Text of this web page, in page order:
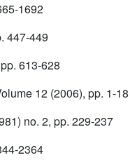
1692
447-449
613-628
12 (2006), pp. 1-18
no. 2, pp. 229-237
2364